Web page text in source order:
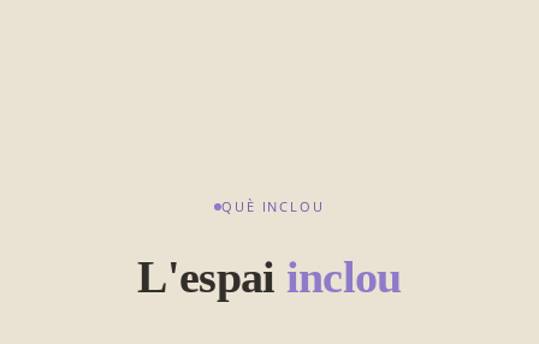
QUÈ INCLOU
L'espai inclou